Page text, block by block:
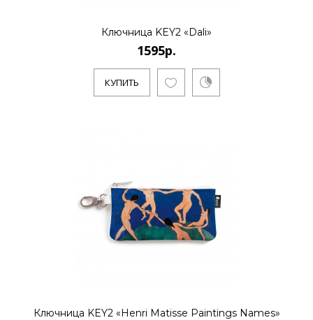
Ключница KEY2 «Dali»
1595р.
КУПИТЬ
Ключница KEY2 «Henri Matisse Paintings Names»